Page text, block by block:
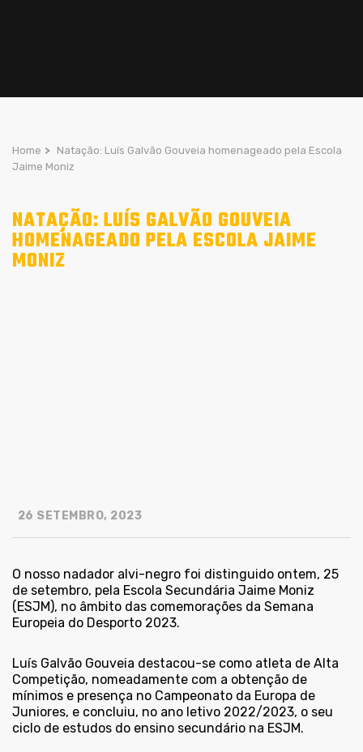
Home > Natação: Luís Galvão Gouveia homenageado pela Escola
Jaime Moniz
NATAÇÃO: LUÍS GALVÃO GOUVEIA
HOMENAGEADO PELA ESCOLA JAIME
MONIZ
26 SETEMBRO, 2023
O nosso nadador alvi-negro foi distinguido ontem, 25
de setembro, pela Escola Secundária Jaime Moniz
(ESJM), no âmbito das comemorações da Semana
Europeia do Desporto 2023.
Luís Galvão Gouveia destacou-se como atleta de Alta
Competição, nomeadamente com a obtenção de
mínimos e presença no Campeonato da Europa de
Juniores, e concluiu, no ano letivo 2022/2023, o seu
ciclo de estudos do ensino secundário na ESJM.